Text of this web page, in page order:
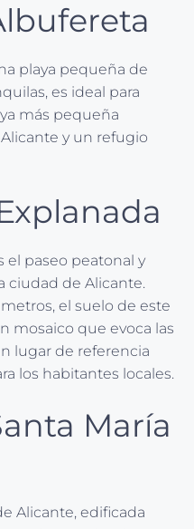
playa pequeña de
es ideal para
más pequeña
y un refugio
el paseo peatonal y
ciudad de Alicante.
el suelo de este
mosaico que evoca las
lugar de referencia
los habitantes locales.
María
Alicante, edificada